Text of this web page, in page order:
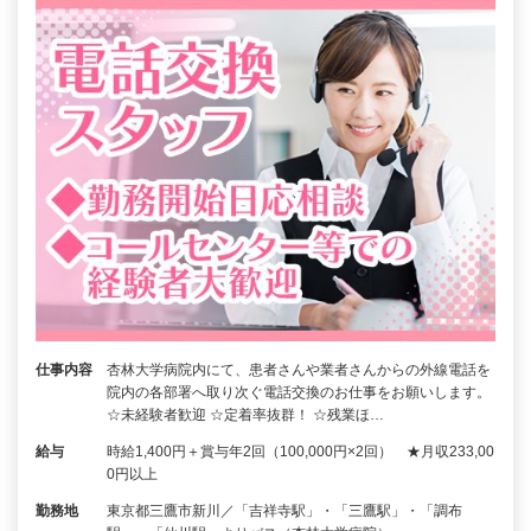
仕事内容
杏林大学病院内にて、患者さんや業者さんからの外線電話を
院内の各部署へ取り次ぐ電話交換のお仕事をお願いします。
☆未経験者歓迎 ☆定着率抜群！ ☆残業ほ…
給与
時給1,400円＋賞与年2回（100,000円×2回） ★月収233,00
0円以上
勤務地
東京都三鷹市新川／「吉祥寺駅」・「三鷹駅」・「調布